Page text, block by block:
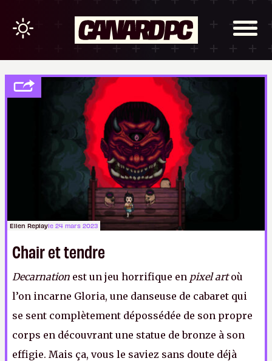
Ellen Replayle 24 mars 2023
Chair et tendre
Decarnation est un jeu horrifique en pixel artoù
l’on incarne Gloria, une danseuse de cabaret qui
se sent complètement dépossédée de son propre
corps en découvrant une statue de bronze à son
effigie. Mais ça, vous le saviez sans doute déjà